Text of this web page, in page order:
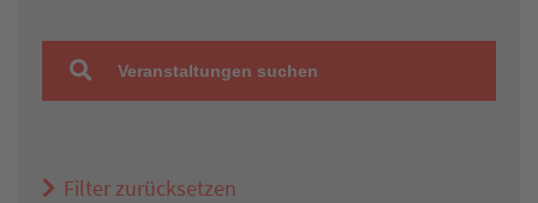
Veranstaltungen suchen
Filter zurücksetzen